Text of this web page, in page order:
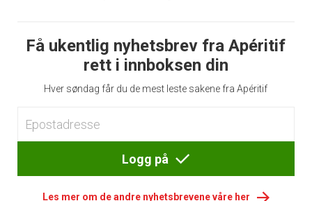
Få ukentlig nyhetsbrev fra Apéritif
rett i innboksen din
Hver søndag får du de mest leste sakene fra Apéritif
Logg på
Les mer om de andre nyhetsbrevene våre her